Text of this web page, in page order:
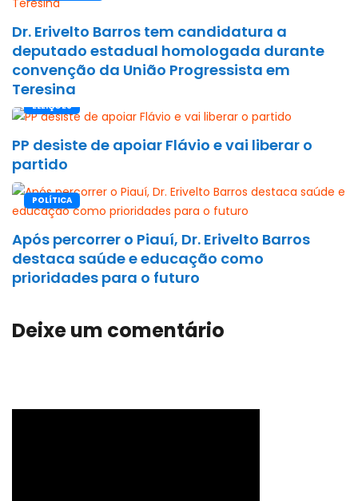
Dr. Erivelto Barros tem candidatura a
deputado estadual homologada durante
convenção da União Progressista em
Teresina
ELEIÇÕES
PP desiste de apoiar Flávio e vai liberar o
partido
POLÍTICA
Após percorrer o Piauí, Dr. Erivelto Barros
destaca saúde e educação como
prioridades para o futuro
Deixe um comentário